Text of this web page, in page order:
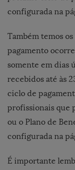
configurada na
Também temos
pagamento
somente em dias
recebidos até às
ciclo de
profissionais que
ou o Plano de
configurada na
É importante